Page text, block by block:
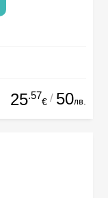
25.57
€ / 50лв.